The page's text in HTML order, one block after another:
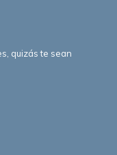
quizás te sean